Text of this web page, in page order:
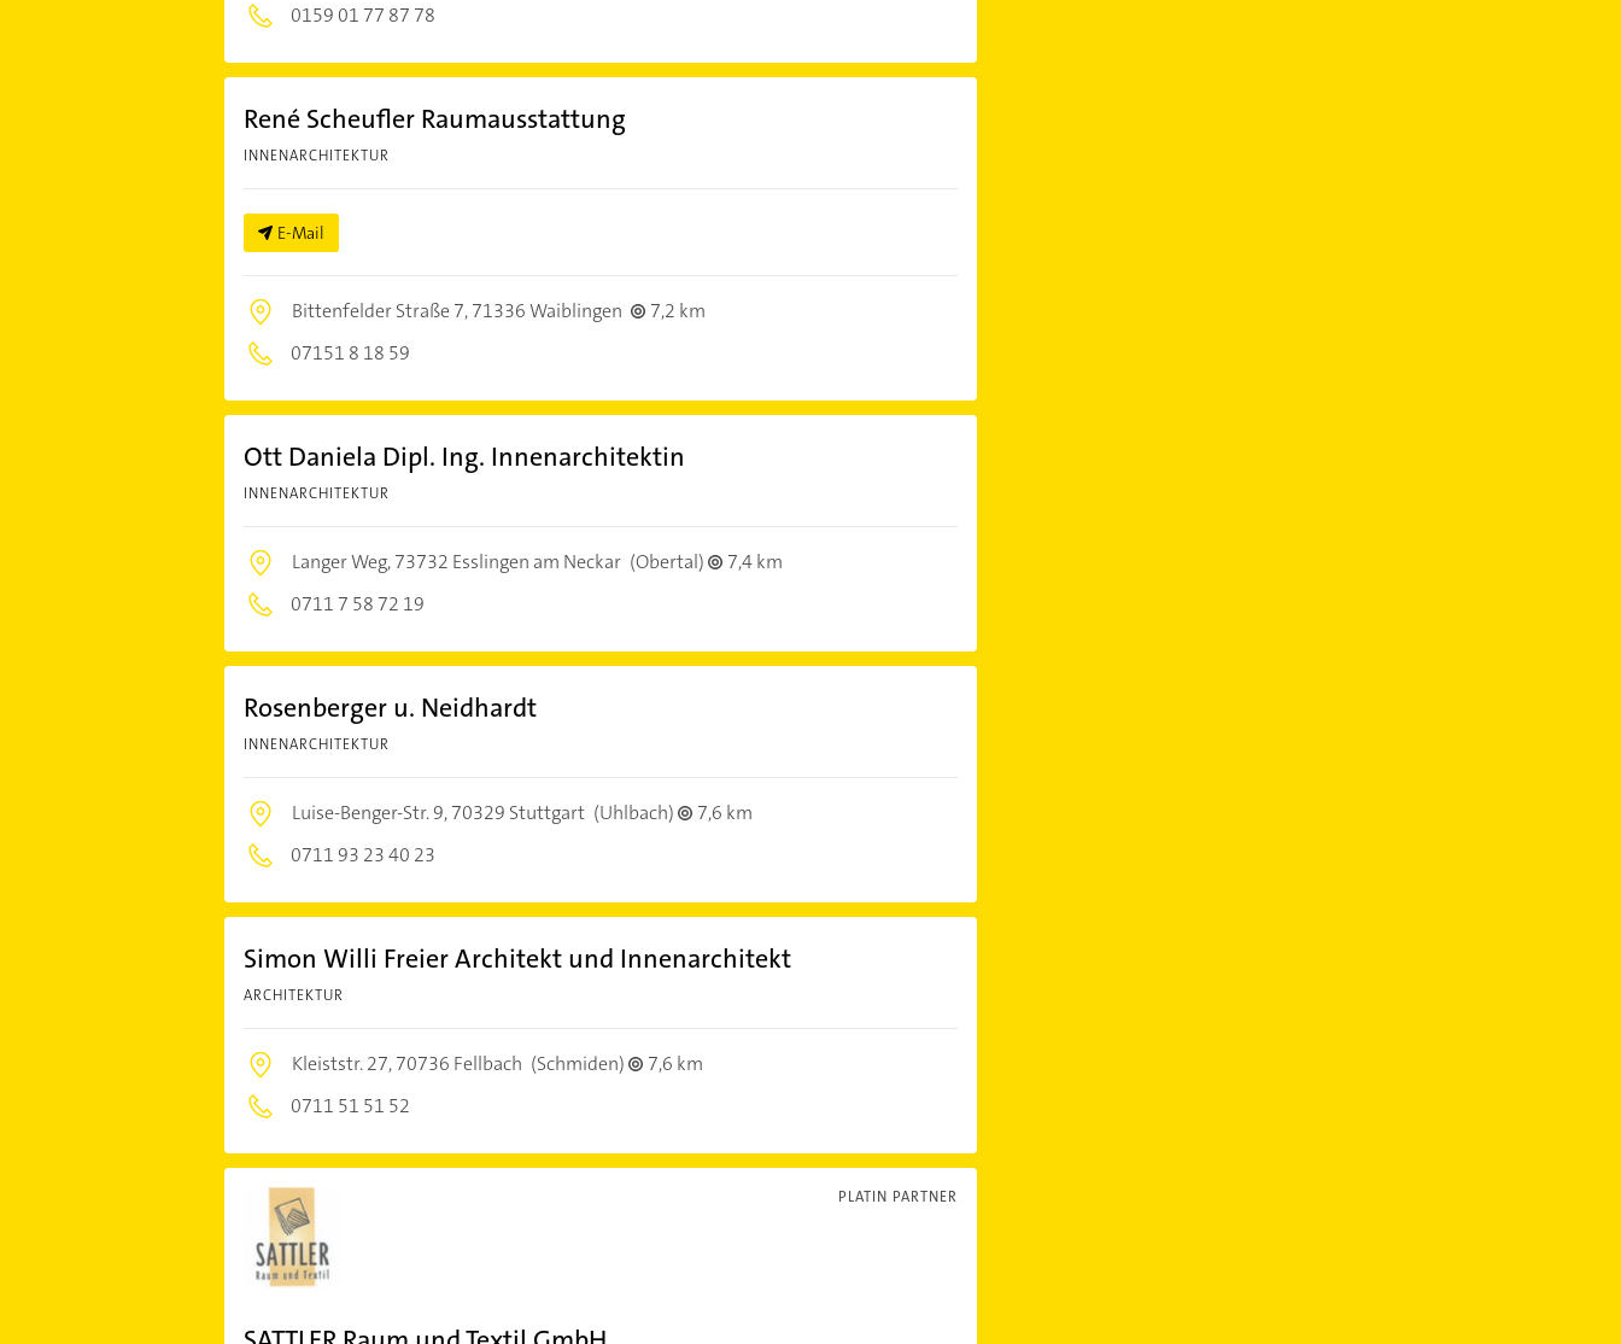
0159 01 77 87 78
René Scheufler Raumausstattung
INNENARCHITEKTUR
E-Mail
Bittenfelder Straße 7,71336 Waiblingen
7,2 km
07151 8 18 59
Ott Daniela Dipl. Ing. Innenarchitektin
INNENARCHITEKTUR
Langer Weg,73732 Esslingen am Neckar (Obertal)
7,4 km
0711 7 58 72 19
Rosenberger u. Neidhardt
INNENARCHITEKTUR
Luise-Benger-Str. 9,70329 Stuttgart (Uhlbach)
7,6 km
0711 93 23 40 23
Simon Willi Freier Architekt und Innenarchitekt
ARCHITEKTUR
Kleiststr. 27,70736 Fellbach (Schmiden)
7,6 km
0711 51 51 52
PLATIN PARTNER